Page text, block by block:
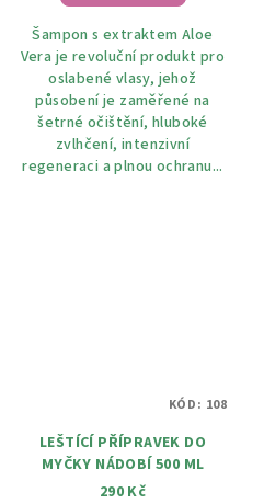
Šampon s extraktem Aloe
Vera je revoluční produkt pro
oslabené vlasy, jehož
působení je zaměřené na
šetrné očištění, hluboké
zvlhčení, intenzivní
regeneraci a plnou ochranu...
LEŠTÍCÍ PŘÍPRAVEK DO
MYČKY NÁDOBÍ 500 ML
290 Kč
KÓD: 108